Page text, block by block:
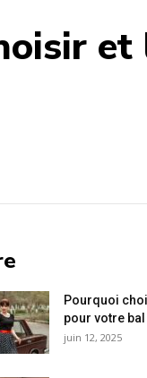
et
Pourquoi
pour votre
juin 12, 2025